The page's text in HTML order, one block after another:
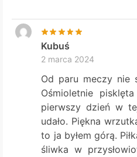
Kubuś
2 marca 2024
Od paru meczy nie
Ośmioletnie
pierwszy dzień w
udało. Piękna
to ja byłem górą.
śliwka w